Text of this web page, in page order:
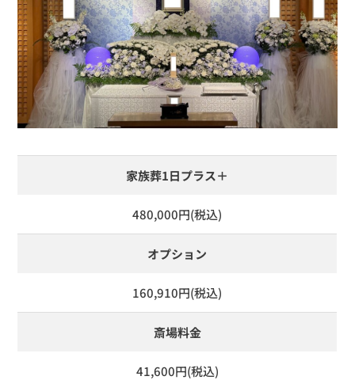
家族葬1日プラス＋
480,000円(税込)
オプション
160,910円(税込)
斎場料金
41,600円(税込)